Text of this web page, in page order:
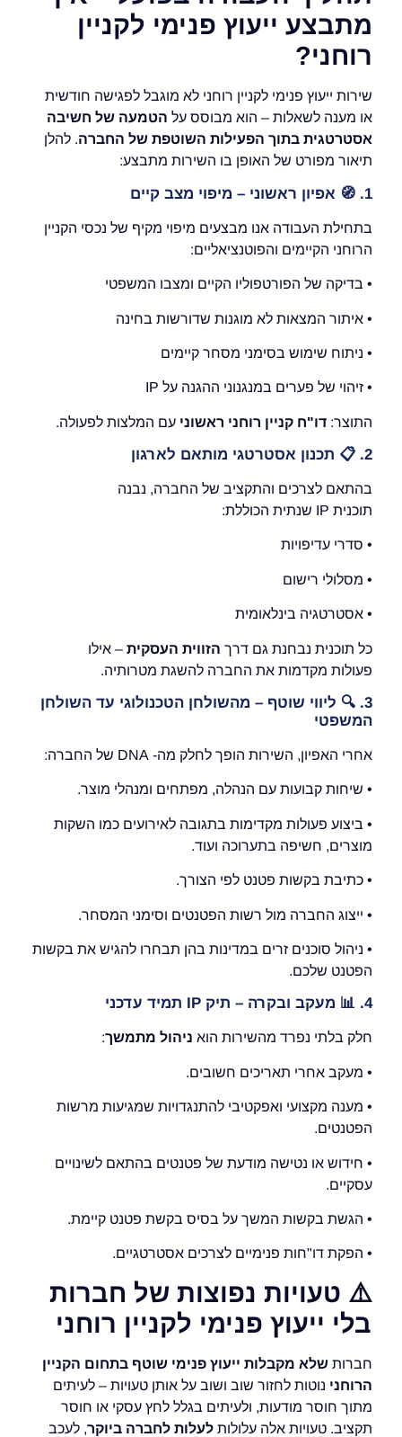
מתבצע ייעוץ פנימי לקניין
רוחני?
שירות ייעוץ פנימי לקניין רוחני לא מוגבל לפגישה חודשית
או מענה לשאלות – הוא מבוסס על הטמעה של חשיבה
אסטרטגית בתוך הפעילות השוטפת של החברה. להלן
תיאור מפורט של האופן בו השירות מתבצע:
1.
🧭 אפיון ראשוני – מיפוי מצב קיים
בתחילת העבודה אנו מבצעים מיפוי מקיף של נכסי הקניין
הרוחני הקיימים והפוטנציאליים:
• בדיקה של הפורטפוליו הקיים ומצבו המשפטי
• איתור המצאות לא מוגנות שדורשות בחינה
• ניתוח שימוש בסימני מסחר קיימים
• זיהוי של פערים במנגנוני ההגנה על IP
התוצר: דו"ח קניין רוחני ראשוני עם המלצות לפעולה.
2.
📋 תכנון אסטרטגי מותאם לארגון
בהתאם לצרכים והתקציב של החברה, נבנה
תוכנית IP שנתית הכוללת:
• סדרי עדיפויות
• מסלולי רישום
• אסטרטגיה בינלאומית
כל תוכנית נבחנת גם דרך הזווית העסקית – אילו
פעולות מקדמות את החברה להשגת מטרותיה.
3.
🔍 ליווי שוטף – מהשולחן הטכנולוגי עד השולחן
המשפטי
אחרי האפיון, השירות הופך לחלק מה- DNA של החברה:
• שיחות קבועות עם הנהלה, מפתחים ומנהלי מוצר.
• ביצוע פעולות מקדימות בתגובה לאירועים כמו השקות
מוצרים, חשיפה בתערוכה ועוד.
• כתיבת בקשות פטנט לפי הצורך.
• ייצוג החברה מול רשות הפטנטים וסימני המסחר.
• ניהול סוכנים זרים במדינות בהן תבחרו להגיש את בקשות
הפטנט שלכם.
4.
📊 מעקב ובקרה – תיק תמיד עדכני
חלק בלתי נפרד מהשירות הוא ניהול מתמשך:
• מעקב אחרי תאריכים חשובים.
• מענה מקצועי ואפקטיבי להתנגדויות שמגיעות מרשות
הפטנטים.
• חידוש או נטישה מודעת של פטנטים בהתאם לשינויים
עסקיים.
• הגשת בקשות המשך על בסיס בקשת פטנט קיימת.
• הפקת דו"חות פנימיים לצרכים אסטרטגיים.
⚠️ טעויות נפוצות של חברות
בלי ייעוץ פנימי לקניין רוחני
חברות שלא מקבלות ייעוץ פנימי שוטף בתחום הקניין
הרוחני נוטות לחזור שוב ושוב על אותן טעויות – לעיתים
מתוך חוסר מודעות, ולעיתים בגלל לחץ עסקי או חוסר
תקציב. טעויות אלה עלולות לעלות לחברה ביוקר, לעכב